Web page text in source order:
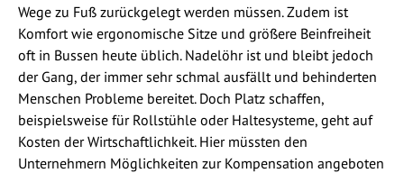
Wege zu Fuß zurückgelegt werden müssen. Zudem ist
Komfort wie ergonomische Sitze und größere Beinfreiheit
oft in Bussen heute üblich. Nadelöhr ist und bleibt jedoch
der Gang, der immer sehr schmal ausfällt und behinderten
Menschen Probleme bereitet. Doch Platz schaffen,
beispielsweise für Rollstühle oder Haltesysteme, geht auf
Kosten der Wirtschaftlichkeit. Hier müssten den
Unternehmern Möglichkeiten zur Kompensation angeboten